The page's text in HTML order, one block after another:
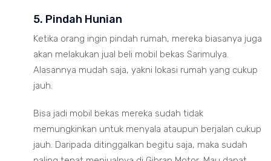
5. Pindah Hunian
Ketika orang ingin pindah rumah, mereka biasanya juga
akan melakukan jual beli mobil bekas Sarimulya.
Alasannya mudah saja, yakni lokasi rumah yang cukup
jauh.
Bisa jadi mobil bekas mereka sudah tidak
memungkinkan untuk menyala ataupun berjalan cukup
jauh. Daripada ditinggalkan begitu saja, maka sudah